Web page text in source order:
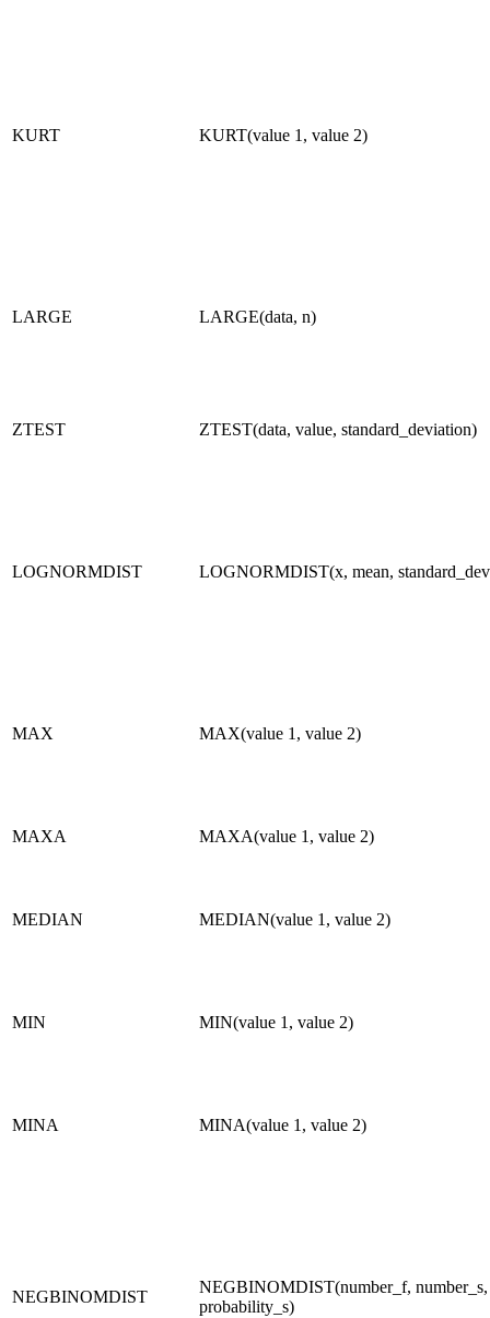
KURT KURT(value 1, value 2)
LARGE LARGE(data, n)
ZTEST ZTEST(data, value, standard_deviation)
LOGNORMDIST LOGNORMDIST(x, mean,
MAX MAX(value 1, value 2)
MAXA MAXA(value 1, value 2)
MEDIAN MEDIAN(value 1, value 2)
MIN MIN(value 1, value 2)
MINA MINA(value 1, value 2)
NEGBINOMDIST
NEGBINOMDIST(number_f, number_s,
probability_s)